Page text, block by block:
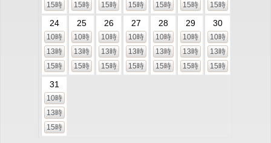
15時
15時
15時
15時
15時
15時
15時
24
10時
13時
15時
25
10時
13時
15時
26
10時
13時
15時
27
10時
13時
15時
28
10時
13時
15時
29
10時
13時
15時
30
10時
13時
15時
31
10時
13時
15時